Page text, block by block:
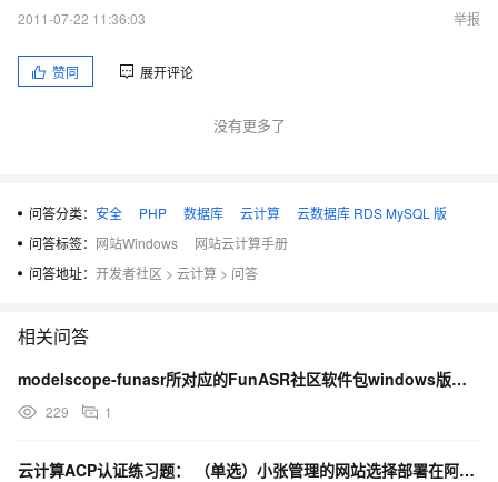
2011-07-22 11:36:03
举报
赞同 展开评论
没有更多了
问答分类： 安全 PHP 数据库 云计算
云数据库 RDS MySQL 版
问答标签： 网站Windows
网站云计算手册
问答地址： 开发者社区 > 云计算 > 问答
相关问答
modelscope-funasr所对应的FunASR社区软件包windows版本有开源出来吗？
229 1
云计算ACP认证练习题： （单选）小张管理的网站选择部署在阿里云的云服务器ECS 实例上，最近发现